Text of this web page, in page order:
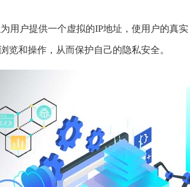
用户提供一个虚拟的IP地址，使用户的真实
览和操作，从而保护自己的隐私安全。